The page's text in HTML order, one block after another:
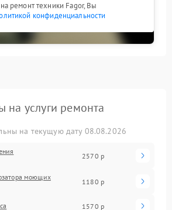
ремонт техники Fagor, Вы
конфиденциальности
на услуги ремонта
на текущую дату 08.08.2026
2570 р
моющих
1180 р
1570 р